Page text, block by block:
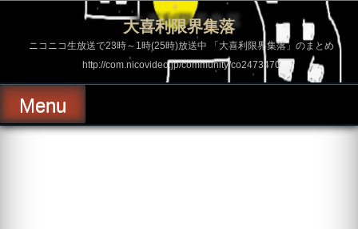
ス
ッ
プ
大喜利限界集落
ニコニコ生放送で23時～1時(25時)放送中 「大喜利限界集落」のまとめ
http://com.nicovideo.jp/community/co2473470
Menu